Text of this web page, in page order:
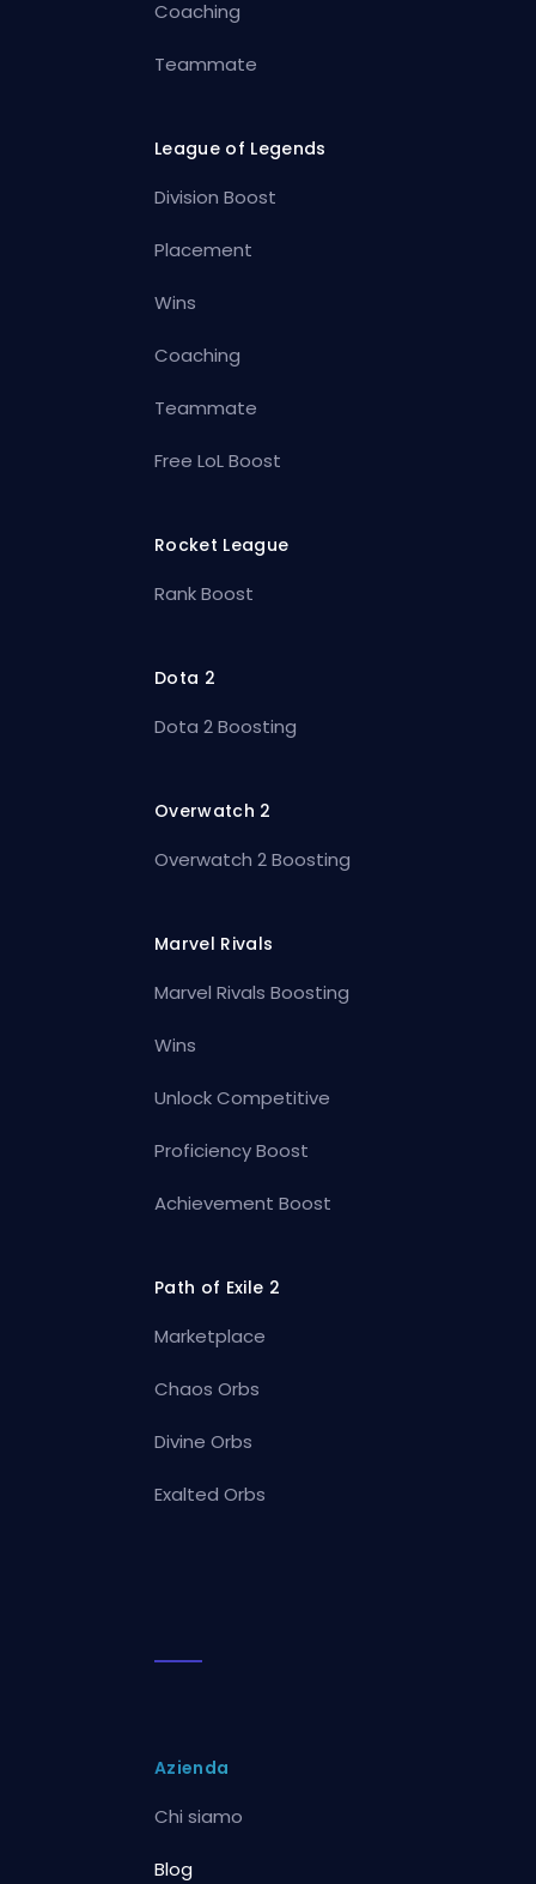
Coaching
Teammate
League of Legends
Division Boost
Placement
Wins
Coaching
Teammate
Free LoL Boost
Rocket League
Rank Boost
Dota 2
Dota 2 Boosting
Overwatch 2
Overwatch 2 Boosting
Marvel Rivals
Marvel Rivals Boosting
Wins
Unlock Competitive
Proficiency Boost
Achievement Boost
Path of Exile 2
Marketplace
Chaos Orbs
Divine Orbs
Exalted Orbs
Azienda
Chi siamo
Blog